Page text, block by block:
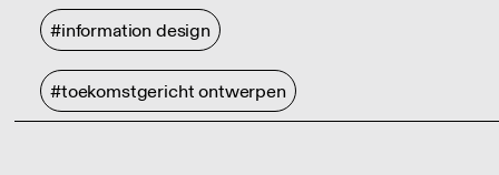
#information design
#toekomstgericht ontwerpen